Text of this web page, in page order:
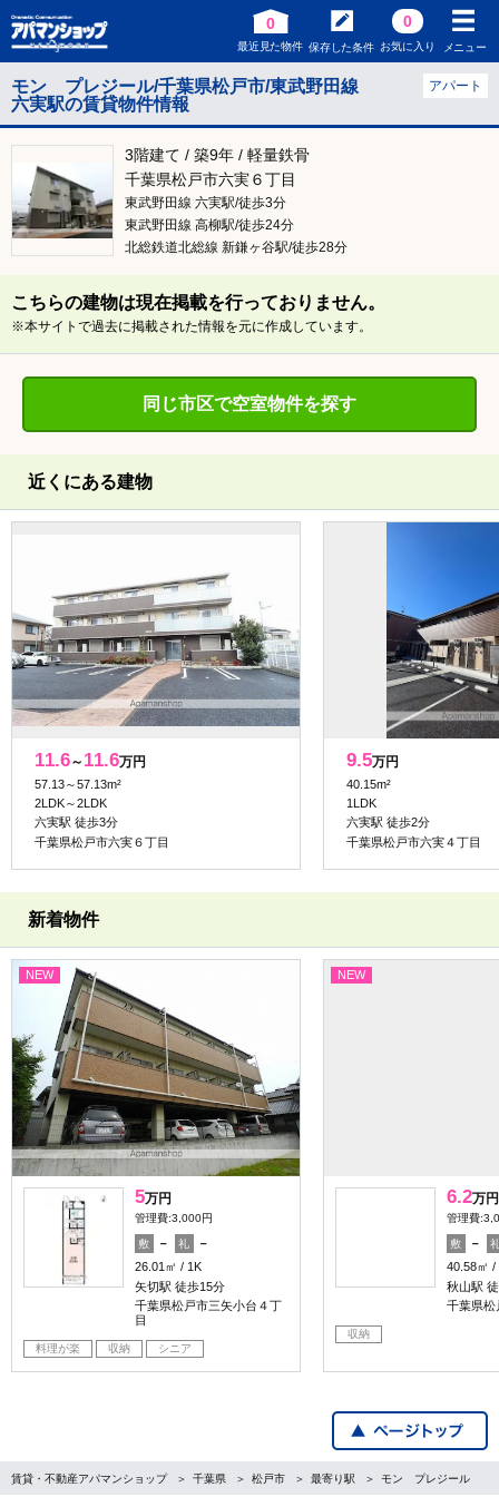
0
最近見た物件 保存した条件
0
お気に入り メニュー
モン プレジール/千葉県松戸市/東武野田線
六実駅の賃貸物件情報
アパート
3階建て / 築9年 / 軽量鉄骨
千葉県松戸市六実６丁目
東武野田線 六実駅/徒歩3分
東武野田線 高柳駅/徒歩24分
北総鉄道北総線 新鎌ヶ谷駅/徒歩28分
こちらの建物は現在掲載を行っておりません。
※本サイトで過去に掲載された情報を元に作成しています。
同じ市区で空室物件を探す
近くにある建物
11.6～ 11.6万円
57.13～57.13m²
2LDK～2LDK
六実駅 徒歩3分
千葉県松戸市六実６丁目
9.5万円
40.15m²
1LDK
六実駅 徒歩2分
千葉県松戸市六実４丁目
新着物件
NEW
5万円
管理費:3,000円
敷 － 礼
－
26.01㎡
1K
矢切駅 徒歩15分
千葉県松戸市三矢小台４丁
目
料理が楽 収納 シニア
NEW
6.2万円
管理費
敷 －
40.58㎡
秋山駅
千葉県松
収納
賃貸・不動産アパマンショップ 千葉県 松戸市 最寄り駅 モン プレジール